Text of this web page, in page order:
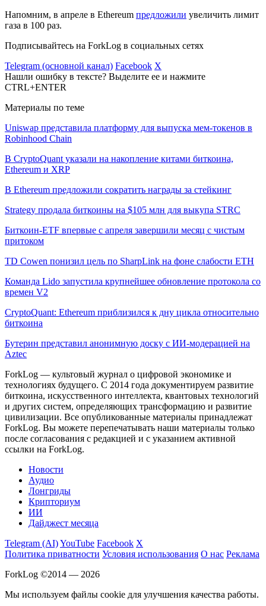
Напомним, в апреле в Ethereum предложили увеличить лимит
газа в 100 раз.
Подписывайтесь на ForkLog в социальных сетях
Telegram (основной канал) Facebook X
Нашли ошибку в тексте? Выделите ее и нажмите
CTRL+ENTER
Материалы по теме
Uniswap представила платформу для выпуска мем-токенов в
Robinhood Chain
В CryptoQuant указали на накопление китами биткоина,
Ethereum и XRP
В Ethereum предложили сократить награды за стейкинг
Strategy продала биткоины на $105 млн для выкупа STRC
Биткоин-ETF впервые с апреля завершили месяц с чистым
притоком
TD Cowen понизил цель по SharpLink на фоне слабости ETH
Команда Lido запустила крупнейшее обновление протокола со
времен V2
CryptoQuant: Ethereum приблизился к дну цикла относительно
биткоина
Бутерин представил анонимную доску с ИИ-модерацией на
Aztec
ForkLog — культовый журнал о цифровой экономике и
технологиях будущего. С 2014 года документируем развитие
биткоина, искусственного интеллекта, квантовых технологий
и других систем, определяющих трансформацию и развитие
цивилизации. Все опубликованные материалы принадлежат
ForkLog. Вы можете перепечатывать наши материалы только
после согласования с редакцией и с указанием активной
ссылки на ForkLog.
Новости
Аудио
Лонгриды
Крипториум
ИИ
Дайджест месяца
Telegram (AI)YouTube Facebook X
Политика приватности Условия использования О нас Реклама
ForkLog ©2014 — 2026
Мы используем файлы cookie для улучшения качества работы.